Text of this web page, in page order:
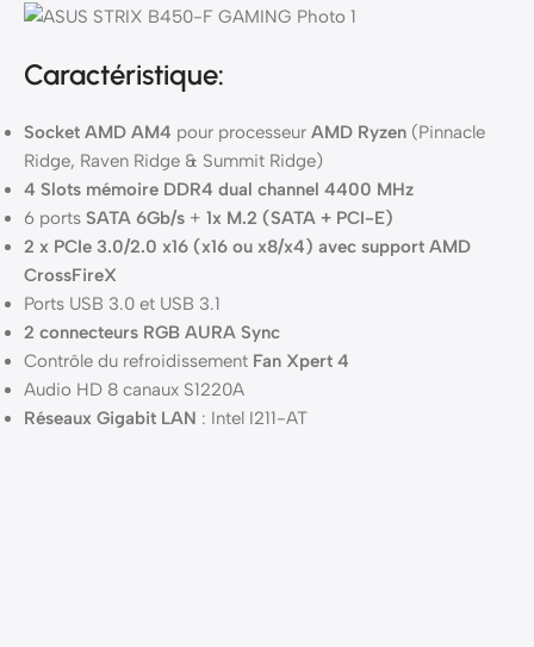
Caractéristique:
Socket AMD AM4 pour processeur AMD Ryzen (Pinnacle
Ridge, Raven Ridge & Summit Ridge)
4 Slots mémoire DDR4 dual channel 4400 MHz
6 ports SATA 6Gb/s + 1x M.2 (SATA + PCI-E)
2 x PCIe 3.0/2.0 x16 (x16 ou x8/x4) avec support AMD
CrossFireX
Ports USB 3.0 et USB 3.1
2 connecteurs RGB AURA Sync
Contrôle du refroidissement Fan Xpert 4
Audio HD 8 canaux S1220A
Réseaux Gigabit LAN : Intel I211-AT